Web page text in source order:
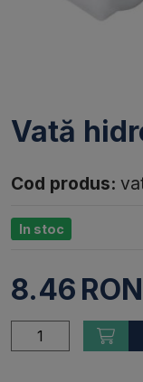
Vată
Cod produs:
In stoc
8.46 RON